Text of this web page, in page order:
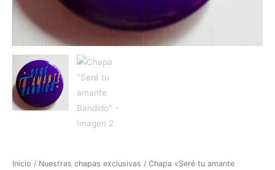
Inicio / Nuestras chapas exclusivas / Chapa «Seré tu amante